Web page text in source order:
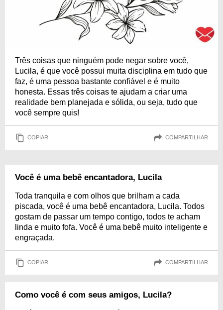
Três coisas que ninguém pode negar sobre você,
Lucila, é que você possui muita disciplina em tudo que
faz, é uma pessoa bastante confiável e é muito
honesta. Essas três coisas te ajudam a criar uma
realidade bem planejada e sólida, ou seja, tudo que
você sempre quis!
COPIAR COMPARTILHAR
Você é uma bebê encantadora, Lucila
Toda tranquila e com olhos que brilham a cada
piscada, você é uma bebê encantadora, Lucila. Todos
gostam de passar um tempo contigo, todos te acham
linda e muito fofa. Você é uma bebê muito inteligente e
engraçada.
COPIAR COMPARTILHAR
Como você é com seus amigos, Lucila?